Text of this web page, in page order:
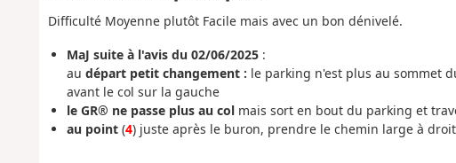
Difficulté Moyenne plutôt Facile mais avec un bon dénivelé.
MaJ suite à l'avis du 02/06/2025 :
au départ petit changement : le parking n'est plus au sommet
avant le col sur la gauche
le GR® ne passe plus au colmais sort en bout du parking et
au point(4) juste après le buron, prendre le chemin large à